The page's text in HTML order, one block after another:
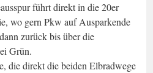
führt direkt in die 20er
wo gern Pkw auf Ausparkende
zurück bis über die
Grün.
die direkt die beiden Elbradwege